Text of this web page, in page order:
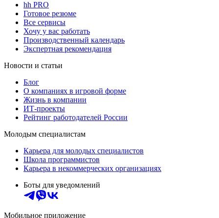
hh PRO
Готовое резюме
Все сервисы
Хочу у вас работать
Производственный календарь
Экспертная рекомендация
Новости и статьи
Блог
О компаниях в игровой форме
Жизнь в компании
ИТ-проекты
Рейтинг работодателей России
Молодым специалистам
Карьера для молодых специалистов
Школа программистов
Карьера в некоммерческих организациях
Боты для уведомлений
Мобильное приложение